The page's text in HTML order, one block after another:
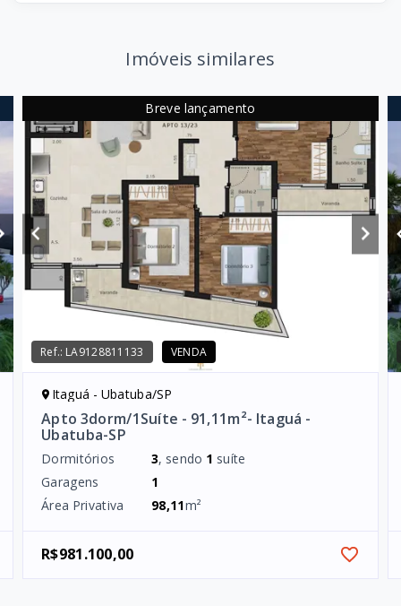
Imóveis similares
Breve lançamento
Ref.: LA9128811133 VENDA
Itaguá - Ubatuba/SP
Apto 3dorm/1Suíte - 91,11m²- Itaguá -
Ubatuba-SP
Dormitórios 3, sendo 1 suíte
Garagens
1
Área Privativa
98,11m²
R$981.100,00